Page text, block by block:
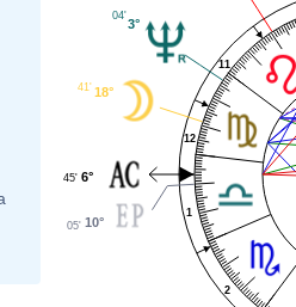
1
2
11
12
3°
04'
18°
41'
6°
45'
10°
05'